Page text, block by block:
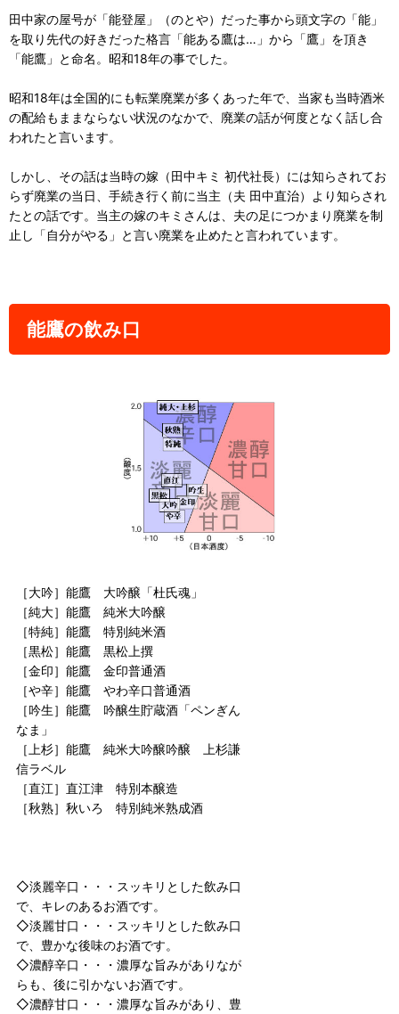
田中家の屋号が「能登屋」（のとや）だった事から頭文字の「能」
を取り先代の好きだった格言「能ある鷹は…」から「鷹」を頂き
「能鷹」と命名。昭和18年の事でした。
昭和18年は全国的にも転業廃業が多くあった年で、当家も当時酒米
の配給もままならない状況のなかで、廃業の話が何度となく話し合
われたと言います。
しかし、その話は当時の嫁（田中キミ 初代社長）には知らされてお
らず廃業の当日、手続き行く前に当主（夫 田中直治）より知らされ
たとの話です。当主の嫁のキミさんは、夫の足につかまり廃業を制
止し「自分がやる」と言い廃業を止めたと言われています。
能鷹の飲み口
［大吟］能鷹 大吟醸「杜氏魂」
［純大］能鷹 純米大吟醸
［特純］能鷹 特別純米酒
［黒松］能鷹 黒松上撰
［金印］能鷹 金印普通酒
［や辛］能鷹 やわ辛口普通酒
［吟生］能鷹 吟醸生貯蔵酒「ペンぎん
なま」
［上杉］能鷹 純米大吟醸吟醸 上杉謙
信ラベル
［直江］直江津 特別本醸造
［秋熟］秋いろ 特別純米熟成酒
◇淡麗辛口・・・スッキリとした飲み口
で、キレのあるお酒です。
◇淡麗甘口・・・スッキリとした飲み口
で、豊かな後味のお酒です。
◇濃醇辛口・・・濃厚な旨みがありなが
らも、後に引かないお酒です。
◇濃醇甘口・・・濃厚な旨みがあり、豊